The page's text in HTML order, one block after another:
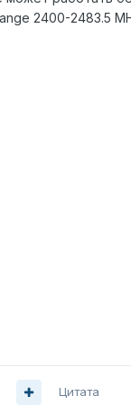
2400-2483.5
Цитата